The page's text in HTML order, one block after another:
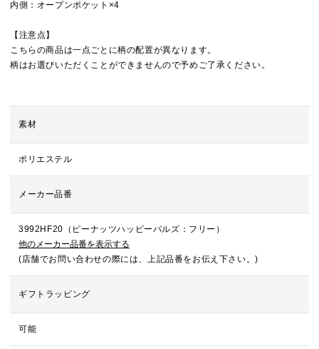
内側：オープンポケット×4
【注意点】
こちらの商品は一点ごとに柄の配置が異なります。
柄はお選びいただくことができませんので予めご了承ください。
素材
ポリエステル
メーカー品番
3992HF20（ピーナッツハッピーパルズ：フリー）
他のメーカー品番を表示する
(店舗でお問い合わせの際には、上記品番をお伝え下さい。)
ギフトラッピング
可能